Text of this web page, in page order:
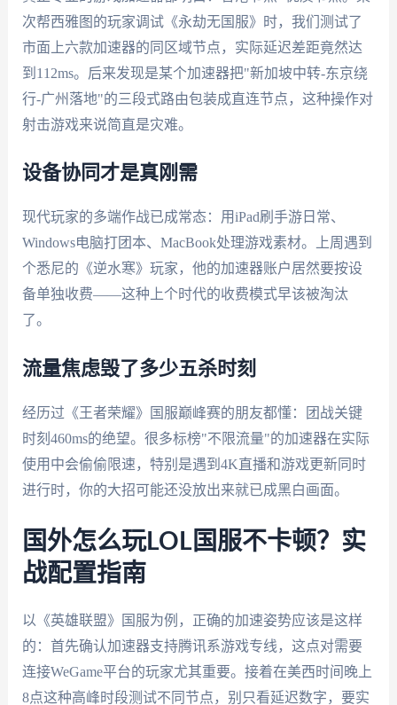
次帮西雅图的玩家调试《永劫无国服》时，我们测试了
市面上六款加速器的同区域节点，实际延迟差距竟然达
到112ms。后来发现是某个加速器把"新加坡中转-东京绕
行-广州落地"的三段式路由包装成直连节点，这种操作对
射击游戏来说简直是灾难。
设备协同才是真刚需
现代玩家的多端作战已成常态：用iPad刷手游日常、
Windows电脑打团本、MacBook处理游戏素材。上周遇到
个悉尼的《逆水寒》玩家，他的加速器账户居然要按设
备单独收费——这种上个时代的收费模式早该被淘汰
了。
流量焦虑毁了多少五杀时刻
经历过《王者荣耀》国服巅峰赛的朋友都懂：团战关键
时刻460ms的绝望。很多标榜"不限流量"的加速器在实际
使用中会偷偷限速，特别是遇到4K直播和游戏更新同时
进行时，你的大招可能还没放出来就已成黑白画面。
国外怎么玩LOL国服不卡顿？实
战配置指南
以《英雄联盟》国服为例，正确的加速姿势应该是这样
的：首先确认加速器支持腾讯系游戏专线，这点对需要
连接WeGame平台的玩家尤其重要。接着在美西时间晚上
8点这种高峰时段测试不同节点，别只看延迟数字，要实